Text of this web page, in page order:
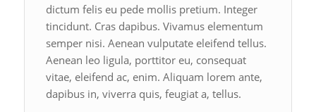
dictum felis eu pede mollis pretium. Integer
tincidunt. Cras dapibus. Vivamus elementum
semper nisi. Aenean vulputate eleifend tellus.
Aenean leo ligula, porttitor eu, consequat
vitae, eleifend ac, enim. Aliquam lorem ante,
dapibus in, viverra quis, feugiat a, tellus.